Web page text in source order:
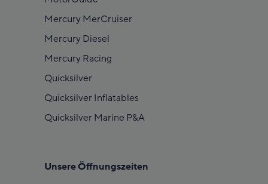
Mercury MerCruiser
Mercury Diesel
Mercury Racing
Quicksilver
Quicksilver Inflatables
Quicksilver Marine P&A
Unsere Öffnungszeiten